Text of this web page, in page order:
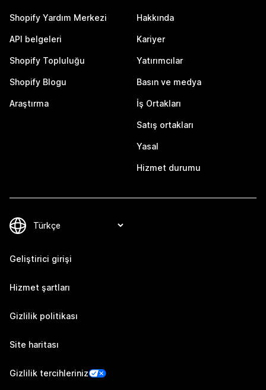
Shopify Yardım Merkezi
API belgeleri
Shopify Topluluğu
Shopify Blogu
Araştırma
Hakkında
Kariyer
Yatırımcılar
Basın ve medya
İş Ortakları
Satış ortakları
Yasal
Hizmet durumu
Geliştirici girişi
Hizmet şartları
Gizlilik politikası
Site haritası
Gizlilik tercihleriniz